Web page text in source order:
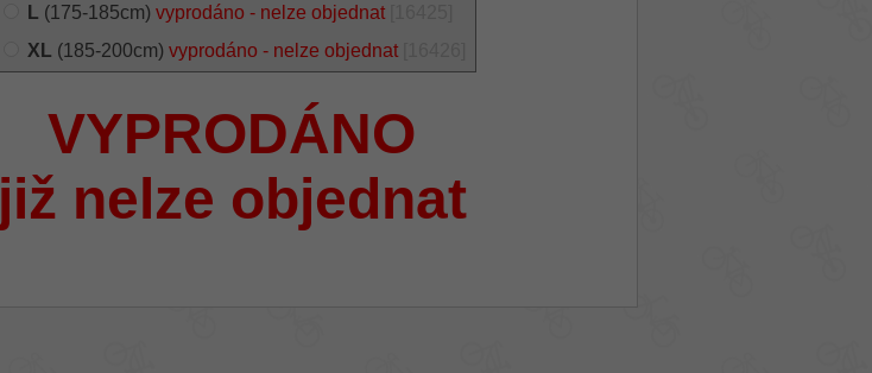
L (175-185cm) vyprodáno - nelze objednat
XL (185-200cm) vyprodáno - nelze objednat
VYPRODÁNO
již nelze objednat